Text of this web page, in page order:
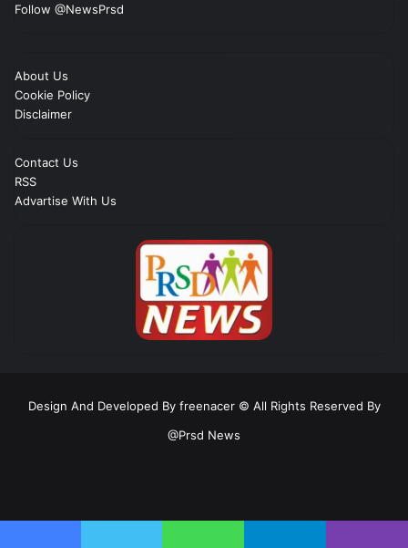
Follow @NewsPrsd
About Us
Cookie Policy
Disclaimer
Contact Us
RSS
Advartise With Us
Design And Developed By freenacer © All Rights Reserved By
@Prsd News